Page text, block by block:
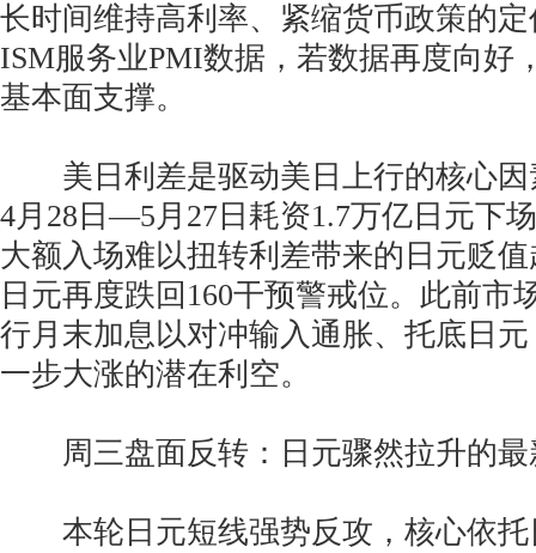
长时间维持高利率、紧缩货币政策的
ISM服务业PMI数据，若数据再度向好
基本面支撑。
美日利差是驱动美日上行的核心因
4月28日—5月27日耗资1.7万亿日元下
大额入场难以扭转利差带来的日元贬
日元再度跌回160干预警戒位。此前市
行月末加息以对冲输入通胀、托底日
一步大涨的潜在利空。
周三盘面反转：日元骤然拉升的最
本轮日元短线强势反攻，核心依托